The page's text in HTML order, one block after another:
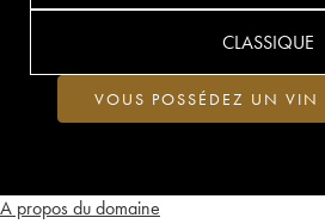
A propos du domaine
CLASSIQUE
VOUS POSSÉDEZ UN VIN